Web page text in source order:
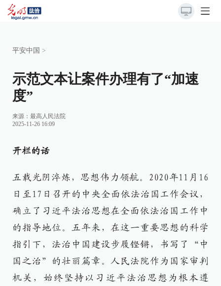
平安中国 >
示范文本让案件办理有了“加速
度”
来源： 最高人民法院
2025-11-26 16:09
开栏的话
五载光阴淬炼，思想伟力领航。2020年11月16
日至17日召开的中央全面依法治国工作会议，
确立了习近平法治思想在全面依法治国工作中
的指导地位。五年来，在这一重要思想的科学
指引下，法治中国建设步履铿锵，书写了“中
国之治”的壮丽篇章。人民法院作为国家审判
机关，始终坚持以习近平法治思想为根本遵